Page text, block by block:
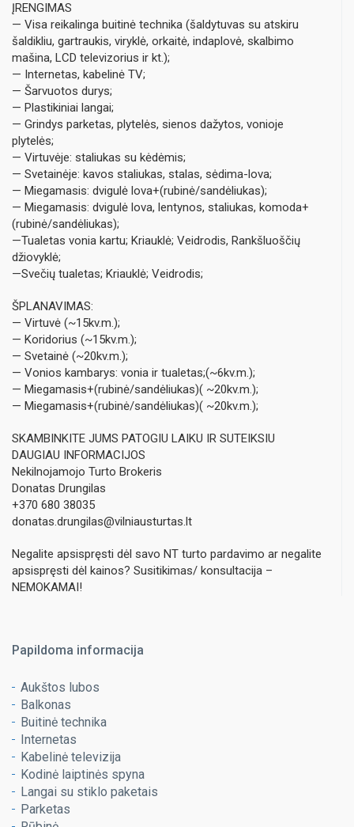
ĮRENGIMAS
— Visa reikalinga buitinė technika (šaldytuvas su atskiru
šaldikliu, gartraukis, viryklė, orkaitė, indaplovė, skalbimo
mašina, LCD televizorius ir kt.);
— Internetas, kabelinė TV;
— Šarvuotos durys;
— Plastikiniai langai;
— Grindys parketas, plytelės, sienos dažytos, vonioje
plytelės;
— Virtuvėje: staliukas su kėdėmis;
— Svetainėje: kavos staliukas, stalas, sėdima-lova;
— Miegamasis: dvigulė lova+(rubinė/sandėliukas);
— Miegamasis: dvigulė lova, lentynos, staliukas, komoda+
(rubinė/sandėliukas);
—Tualetas vonia kartu; Kriauklė; Veidrodis, Rankšluoščių
džiovyklė;
—Svečių tualetas; Kriauklė; Veidrodis;
ŠPLANAVIMAS:
— Virtuvė (~15kv.m.);
— Koridorius (~15kv.m.);
— Svetainė (~20kv.m.);
— Vonios kambarys: vonia ir tualetas;(~6kv.m.);
— Miegamasis+(rubinė/sandėliukas)( ~20kv.m.);
— Miegamasis+(rubinė/sandėliukas)( ~20kv.m.);
SKAMBINKITE JUMS PATOGIU LAIKU IR SUTEIKSIU
DAUGIAU INFORMACIJOS
Nekilnojamojo Turto Brokeris
Donatas Drungilas
+370 680 38035
donatas.drungilas@vilniausturtas.lt
Negalite apsispręsti dėl savo NT turto pardavimo ar negalite
apsispręsti dėl kainos? Susitikimas/ konsultacija –
NEMOKAMAI!
Papildoma informacija
Aukštos lubos
Balkonas
Buitinė technika
Internetas
Kabelinė televizija
Kodinė laiptinės spyna
Langai su stiklo paketais
Parketas